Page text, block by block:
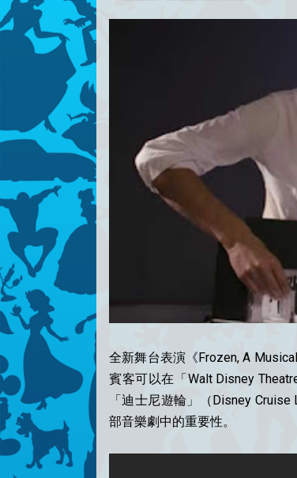
全新舞台表演《Frozen, A
賓客可以在「Walt Disney
「迪士尼遊輪」（Disney
部音樂劇中的重要性。